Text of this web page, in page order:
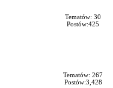
Tematów: 30
Postów:425
Tematów: 267
Postów:3,428